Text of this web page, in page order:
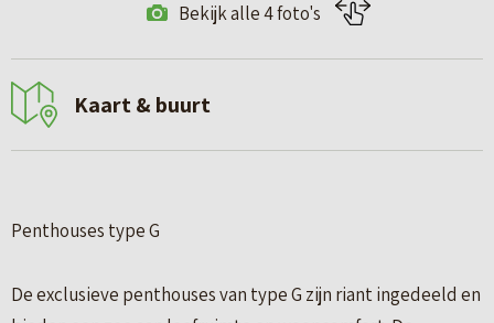
Bekijk alle 4 foto's
Kaart & buurt
Penthouses type G
De exclusieve penthouses van type G zijn riant ingedeeld en